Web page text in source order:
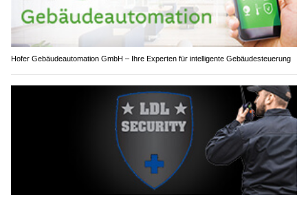
Hofer Gebäudeautomation GmbH – Ihre Experten für intelligente Gebäudesteuerung